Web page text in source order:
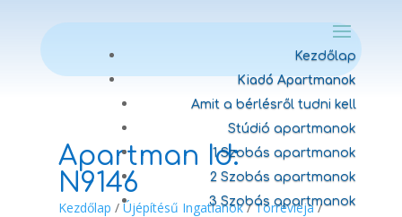
Kezdőlap
Kiadó Apartmanok
Amit a bérlésről tudni kell
Stúdió apartmanok
1 Szobás apartmanok
2 Szobás apartmanok
3 Szobás apartmanok
Apartman Id:
N9146
Kezdőlap /Újépítésű Ingatlanok/Torrevieja/